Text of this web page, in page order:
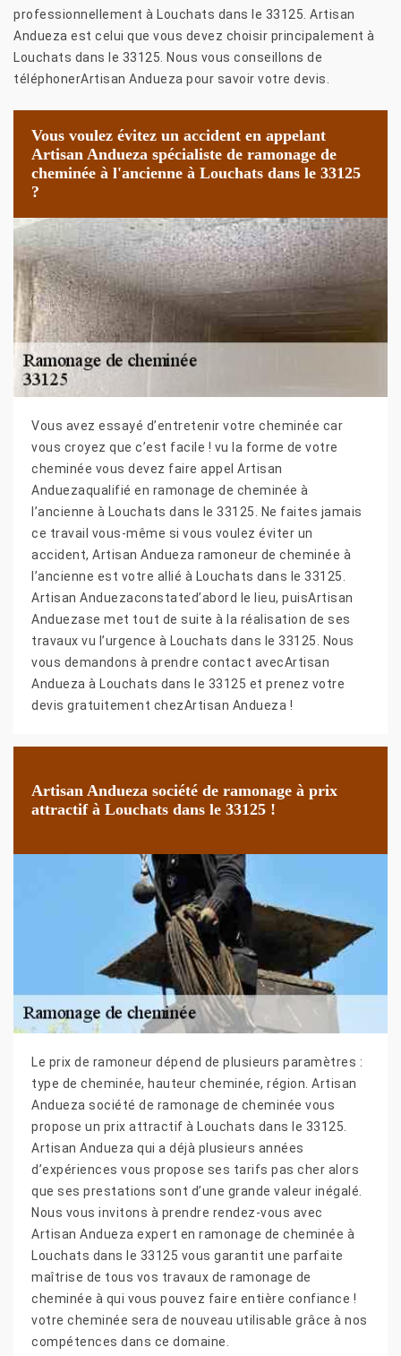
professionnellement à Louchats dans le 33125. Artisan
Andueza est celui que vous devez choisir principalement à
Louchats dans le 33125. Nous vous conseillons de
téléphonerArtisan Andueza pour savoir votre devis.
Vous voulez évitez un accident en appelant
Artisan Andueza spécialiste de ramonage de
cheminée à l'ancienne à Louchats dans le 33125
?
Vous avez essayé d’entretenir votre cheminée car
vous croyez que c’est facile ! vu la forme de votre
cheminée vous devez faire appel Artisan
Anduezaqualifié en ramonage de cheminée à
l’ancienne à Louchats dans le 33125. Ne faites jamais
ce travail vous-même si vous voulez éviter un
accident, Artisan Andueza ramoneur de cheminée à
l’ancienne est votre allié à Louchats dans le 33125.
Artisan Anduezaconstated’abord le lieu, puisArtisan
Anduezase met tout de suite à la réalisation de ses
travaux vu l’urgence à Louchats dans le 33125. Nous
vous demandons à prendre contact avecArtisan
Andueza à Louchats dans le 33125 et prenez votre
devis gratuitement chezArtisan Andueza !
Artisan Andueza société de ramonage à prix
attractif à Louchats dans le 33125 !
Le prix de ramoneur dépend de plusieurs paramètres :
type de cheminée, hauteur cheminée, région. Artisan
Andueza société de ramonage de cheminée vous
propose un prix attractif à Louchats dans le 33125.
Artisan Andueza qui a déjà plusieurs années
d’expériences vous propose ses tarifs pas cher alors
que ses prestations sont d’une grande valeur inégalé.
Nous vous invitons à prendre rendez-vous avec
Artisan Andueza expert en ramonage de cheminée à
Louchats dans le 33125 vous garantit une parfaite
maîtrise de tous vos travaux de ramonage de
cheminée à qui vous pouvez faire entière confiance !
votre cheminée sera de nouveau utilisable grâce à nos
compétences dans ce domaine.